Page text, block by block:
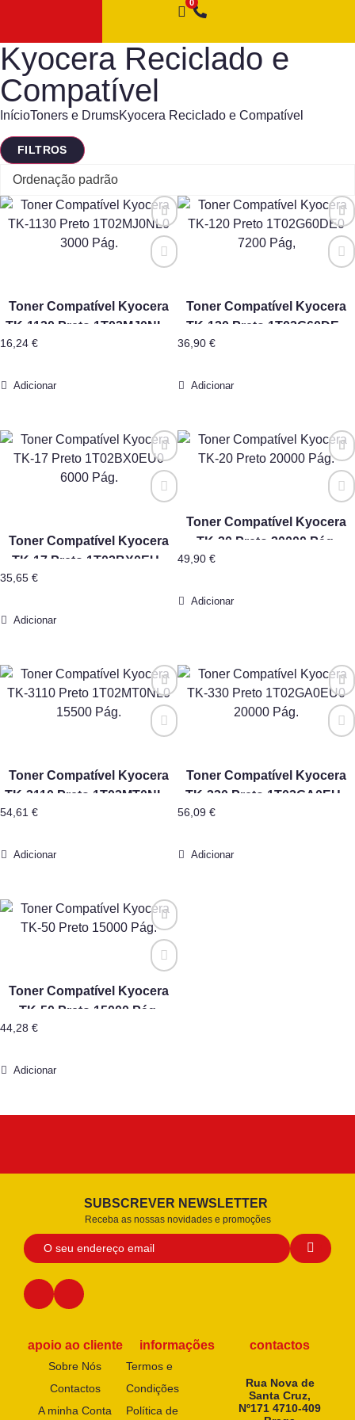
Kyocera Reciclado e
Compatível
InícioToners e DrumsKyocera Reciclado e Compatível
FILTROS
Toner Compatível Kyocera
TK-1130 Preto 1T02MJ0NL0
16,24 €
Adicionar
Toner Compatível Kyocera
TK-120 Preto 1T02G60DE0
36,90 €
Adicionar
Toner Compatível Kyocera
TK-17 Preto 1T02BX0EU0
35,65 €
Adicionar
Toner Compatível Kyocera
TK-20 Preto 20000 Pág.
49,90 €
Adicionar
Toner Compatível Kyocera
TK-3110 Preto 1T02MT0NL0
54,61 €
Adicionar
Toner Compatível Kyocera
TK-330 Preto 1T02GA0EU0
56,09 €
Adicionar
Toner Compatível Kyocera
TK-50 Preto 15000 Pág.
44,28 €
Adicionar
SUBSCREVER NEWSLETTER
Receba as nossas novidades e promoções
apoio ao cliente
Sobre Nós
Contactos
A minha Conta
informações
Termos e
Condições
Política de
contactos
Rua Nova de
Santa Cruz,
Nº171 4710-409